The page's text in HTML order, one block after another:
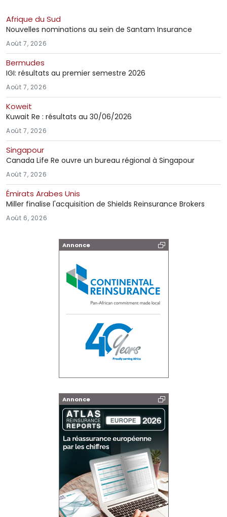
Afrique du Sud
Nouvelles nominations au sein de Santam Insurance
Août 7, 2026
Bermudes
IGI: résultats au premier semestre 2026
Août 7, 2026
Koweit
Kuwait Re : résultats au 30/06/2026
Août 7, 2026
Singapour
Canada Life Re ouvre un bureau régional à Singapour
Août 7, 2026
Émirats Arabes Unis
Miller finalise l'acquisition de Shields Reinsurance Brokers
Août 6, 2026
Annonce
Annonce